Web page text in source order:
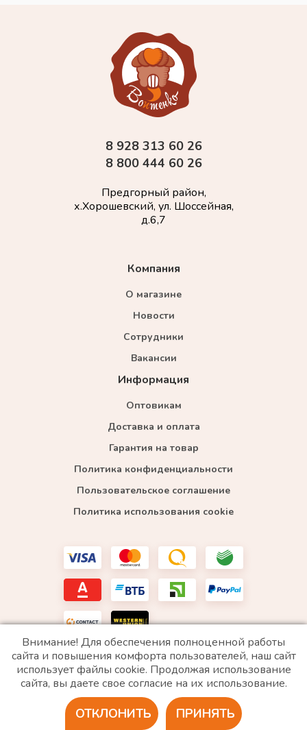
Компания
О магазине
Новости
Сотрудники
Вакансии
Информация
Оптовикам
Доставка и оплата
Гарантия на товар
Политика конфиденциальности
Пользовательское соглашение
Политика использования cookie
8 928 313 60 26
8 800 444 60 26
Предгорный район,
х.Хорошевский, ул. Шоссейная,
д.6,7
*WhatsApp принадлежит компании Meta, которая признана экстремистской и запрещена в
РФ
2020 © Все права защищены. ИП «Войтенко»
Разработка сайта
Внимание! Для обеспечения полноценной работы
сайта и повышения комфорта пользователей, наш сайт
использует файлы cookie. Продолжая использование
сайта, вы даете свое согласие на их использование.
ПРИНЯТЬ
ОТКЛОНИТЬ